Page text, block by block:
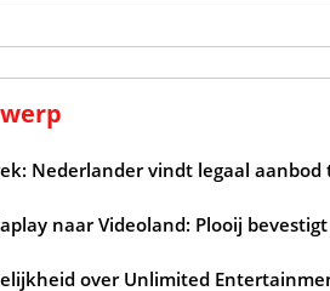
Nederlander vindt legaal aanbod
naar Videoland: Plooij
over Unlimited